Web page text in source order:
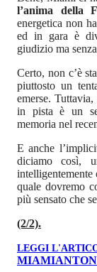
l’anima della
energetica non
ed in gara è
giudizio ma
Certo, non c’è
piuttosto un
emerse.
in pista è un
memoria nel
E anche
diciamo così,
quale dovremo
più sensato che
(2/2).
LEGGI
MIAMI